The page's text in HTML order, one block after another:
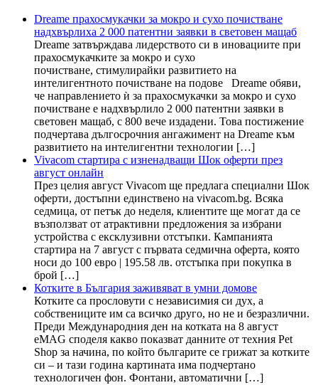
Dreame прахосмукачки за мокро и сухо почистване
надхвърлиха 2 000 патентни заявки в световен мащаб
Dreame затвърждава лидерството си в иновациите при
прахосмукачките за мокро и сухо
почистване, стимулирайки развитието на
интелигентното почистване на подове Dreame обяви,
че направлението ѝ за прахосмукачки за мокро и сухо
почистване е надхвърлило 2 000 патентни заявки в
световен мащаб, с 800 вече издадени. Това постижение
подчертава дългосрочния ангажимент на Dreame към
развитието на интелигентни технологии […]
Vivacom стартира с изненадващи Шок оферти през
август онлайн
През целия август Vivacom ще предлага специални Шок
оферти, достъпни единствено на vivacom.bg. Всяка
седмица, от петък до неделя, клиентите ще могат да се
възползват от атрактивни предложения за избрани
устройства с ексклузивни отстъпки. Кампанията
стартира на 7 август с първата седмична оферта, която
носи до 100 евро | 195.58 лв. отстъпка при покупка в
брой […]
Котките в България заживяват в умни домове
Котките са прословути с независимия си дух, а
собствениците им са всичко друго, но не и безразлични.
Преди Международния ден на котката на 8 август
eMAG споделя какво показват данните от техния Pet
Shop за начина, по който българите се грижат за котките
си – и тази година картината има подчертано
технологичен фон. Фонтани, автоматични […]